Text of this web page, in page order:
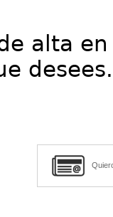
alta
desees.